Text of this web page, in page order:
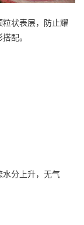
状表层，防止耀
配。
分上升，无气